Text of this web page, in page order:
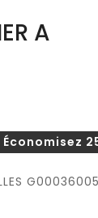
A
Économisez